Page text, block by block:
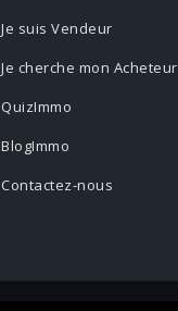
Je suis Vendeur
Je cherche mon Acheteur
QuizImmo
BlogImmo
Contactez-nous